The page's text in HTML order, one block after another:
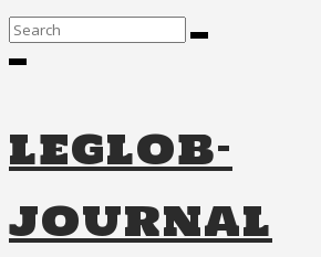
Search
leglob-
journal